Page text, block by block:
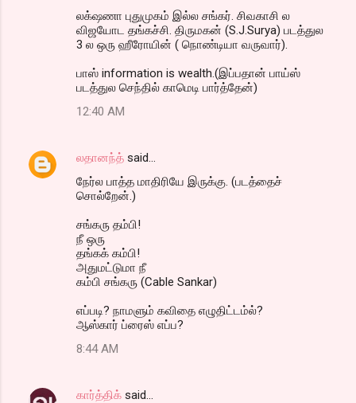
லக்‌ஷணா புதுமுகம் இல்ல சங்கர். சிவகாசி ல
விஜயோட தங்கச்சி. திருமகன் (S.J.Surya) படத்துல
3 ல ஒரு ஹீரோயின் ( நொண்டியா வருவார்).
பாஸ் information is wealth.(இப்பதான் பாய்ஸ்
படத்துல செந்தில் காமெடி பார்த்தேன்)
12:40 AM
லதானந்த் said…
நேர்ல பாத்த மாதிரியே இருக்கு. (படத்தைச்
சொல்றேன்.)
சங்கரு தம்பி!
நீ ஒரு
தங்கக் கம்பி!
அதுமட்டுமா நீ
கம்பி சங்கரு (Cable Sankar)
எப்படி? நாமளும் கவிதை எழுதிட்டம்ல்?
ஆஸ்கார் ப்ரைஸ் எப்ப?
8:44 AM
கார்த்திக் said…